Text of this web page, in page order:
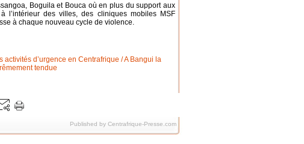
Boguila et Bouca où en plus du support aux
l’intérieur des villes, des cliniques mobiles MSF
à chaque nouveau cycle de violence.
Published by Centrafrique-Presse.com